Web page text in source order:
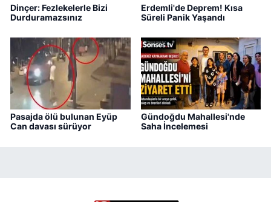
Dinçer: Fezlekelerle Bizi
Durduramazsınız
Erdemli'de Deprem! Kısa
Süreli Panik Yaşandı
Pasajda ölü bulunan Eyüp
Can davası sürüyor
Gündoğdu Mahallesi'nde
Saha İncelemesi